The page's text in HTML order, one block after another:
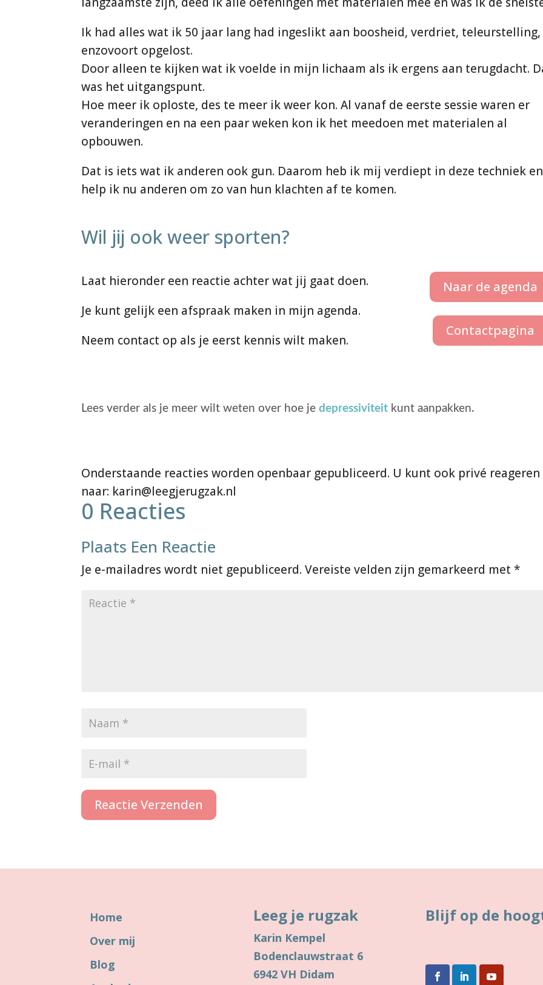
Ik had alles wat ik 50 jaar lang had ingeslikt aan boosheid, verdriet, teleurstelling,
enzovoort opgelost.
Door alleen te kijken wat ik voelde in mijn lichaam als ik ergens aan terugdacht.
was het uitgangspunt.
Hoe meer ik oploste, des te meer ik weer kon. Al vanaf de eerste sessie waren er
veranderingen en na een paar weken kon ik het meedoen met materialen al
opbouwen.
Dat is iets wat ik anderen ook gun. Daarom heb ik mij verdiept in deze techniek en
help ik nu anderen om zo van hun klachten af te komen.
Wil jij ook weer sporten?
Laat hieronder een reactie achter wat jij gaat doen.
Je kunt gelijk een afspraak maken in mijn agenda.
Neem contact op als je eerst kennis wilt maken.
Naar de agenda
Contactpagina
Lees verder als je meer wilt weten over hoe jedepressiviteit kunt aanpakken.
0 Reacties
Plaats Een Reactie
Je e-mailadres wordt niet gepubliceerd. Vereiste velden zijn gemarkeerd met*
Reactie Verzenden
Home
Over mij
Blog
Leeg je rugzak
Karin Kempel
Bodenclauwstraat 6
6942 VH Didam
Blijf op de